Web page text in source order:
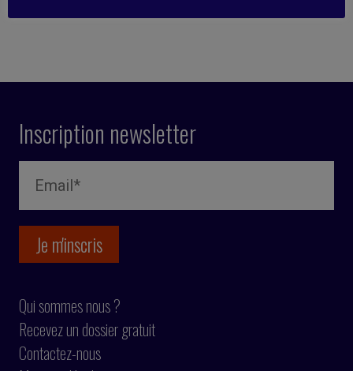
Inscription newsletter
Qui sommes nous ?
Recevez un dossier gratuit
Contactez-nous